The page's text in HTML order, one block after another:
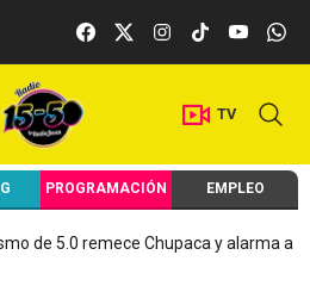
TV
PROGRAMACIÓN EMPLEO
remece Chupaca y alarma a Junín